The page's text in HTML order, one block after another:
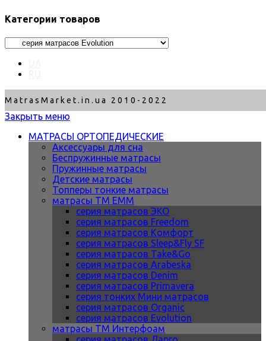
Категории товаров
MatrasMarket.in.ua 2010-2022
Закрыть меню
МАТРАСЫ ОРТОПЕДИЧЕСКИЕ
Аксессуары для сна
Беспружинные матрасы
Пружинные матрасы
Детские матрасы
Топперы тонкие матрасы
матрасы ТМ ЕММ
серия матрасов ЭКО
серия матрасов Freedom
серия матрасов Комфорт
серия матрасов Sleep&Fly SF
серия матрасов Take&Go
серия матрасов Arabeska
серия матрасов Denim
серия матрасов Primavera
серия тонких Мини матрасов
серия матрасов Organic
серия матрасов Evolution
матрасы ТМ Интерфоам